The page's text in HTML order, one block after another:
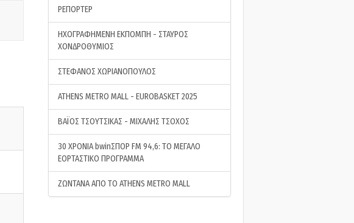
ΡΕΠΟΡΤΕΡ
ΗΧΟΓΡΑΦΗΜΕΝΗ ΕΚΠΟΜΠΗ - ΣΤΑΥΡΟΣ
ΧΟΝΔΡΟΘΥΜΙΟΣ
ΣΤΕΦΑΝΟΣ ΧΩΡΙΑΝΟΠΟΥΛΟΣ
ATHENS METRO MALL - EUROBASKET 2025
ΒΑΪΟΣ ΤΣΟΥΤΣΙΚΑΣ - ΜΙΧΑΛΗΣ ΤΣΟΧΟΣ
30 ΧΡΟΝΙΑ bwinΣΠΟΡ FM 94,6: ΤΟ ΜΕΓΑΛΟ
ΕΟΡΤΑΣΤΙΚΟ ΠΡΟΓΡΑΜΜΑ
ΖΩΝΤΑΝΑ ΑΠΟ ΤΟ ATHENS METRO MALL